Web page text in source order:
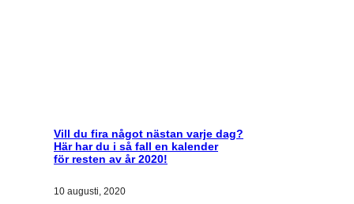
Vill du fira något nästan varje dag?
Här har du i så fall en kalender
för resten av år 2020!
10 augusti, 2020